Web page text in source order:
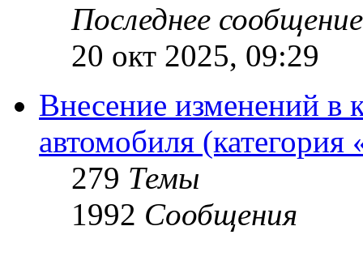
Последнее сообщение
20 окт 2025, 09:29
Внесение изменений в
автомобиля (категория
279 Темы
1992 Сообщения